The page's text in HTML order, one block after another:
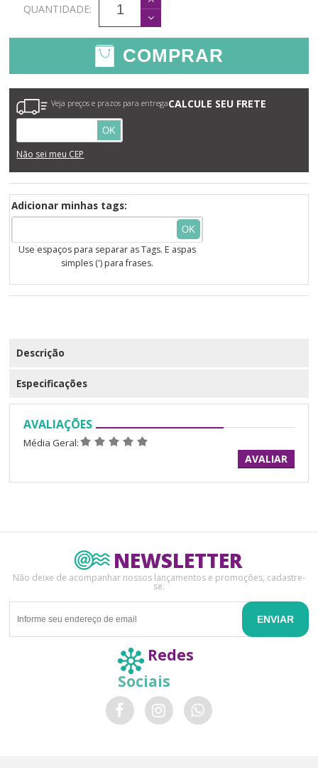
QUANTIDADE:
COMPRAR
CALCULE SEU FRETE
Veja preços e prazos para entrega
OK
Não sei meu CEP
Adicionar minhas tags:
OK
Use espaços para separar as Tags. E aspas
simples (') para frases.
Descrição
Especificações
AVALIAÇÕES
Média Geral:
AVALIAR
NEWSLETTER
Não deixe de acompanhar nossos lançamentos e promoções, cadastre-
se.
ENVIAR
Redes
Sociais